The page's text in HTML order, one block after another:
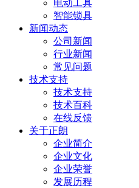
电动工具
智能锁具
新闻动态
公司新闻
行业新闻
常见问题
技术支持
技术支持
技术百科
在线反馈
关于正朗
企业简介
企业文化
企业荣誉
发展历程